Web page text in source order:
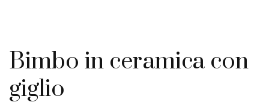
Bimbo in ceramica con
giglio